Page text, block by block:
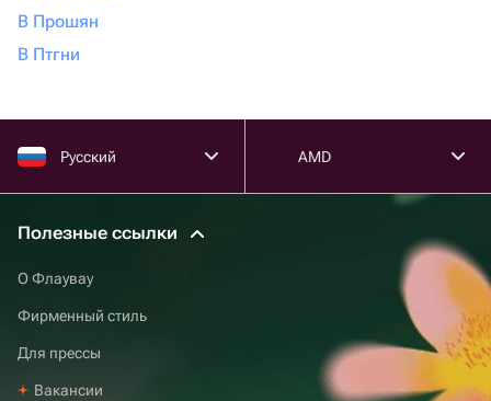
В Прошян
В Птгни
Русский AMD
Полезные ссылки
О Флаувау
Фирменный стиль
Для прессы
Вакансии